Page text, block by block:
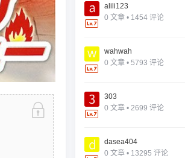
alili123
0 文章 • 1454 评论
wahwah
0 文章 • 5793 评论
303
0 文章 • 2699 评论
dasea404
0 文章 • 13295 评论